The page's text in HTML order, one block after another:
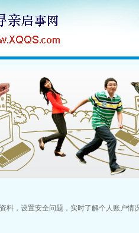
料，设置安全问题，实时了解个人账户情